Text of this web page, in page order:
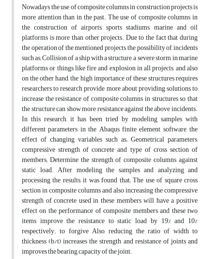
Nowadays, the use of composite columns in construction projects is
more attention than in the past. The use of composite columns in
the construction of airports, sports stadiums, marine and oil
platforms is more than other projects. Due to the fact that during
the operation of the mentioned projects, the possibility of incidents
such as; Collision of a ship with a structure, a severe storm, in marine
platforms or things like fire and explosion in all projects, and also
on the other hand, the high importance of these structures requires
researchers to research provide more about providing solutions to
increase the resistance of composite columns in structures so that
the structure can show more resistance against the above incidents.
In this research, it has been tried by modeling samples with
different parameters in the Abaqus finite element software, the
effect of changing variables such as; Geometrical parameters,
compressive strength of concrete and type of cross section of
members; Determine the strength of composite columns against
static load. After modeling the samples and analyzing and
processing the results, it was found that; The use of square cross
section in composite columns and also increasing the compressive
strength of concrete used in these members will have a positive
effect on the performance of composite members and these two
items improve the resistance to static load by 19% and 10%
respectively. to forgive Also, reducing the ratio of width to
thickness (b/t) increases the strength and resistance of joints and
improves the bearing capacity of the joint.